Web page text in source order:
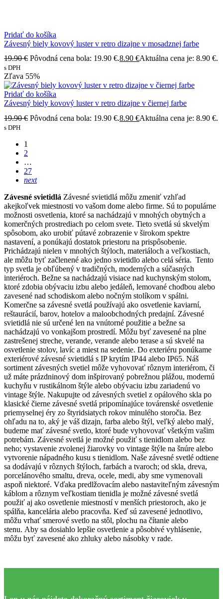
Pridať do košíka
Závesný biely kovový luster v retro dizajne v mosadznej farbe
19.90€ Pôvodná cena bola: 19.90 €.8.90 €Aktuálna cena je: 8.90 €.
s DPH
Zľava 55%
Pridať do košíka
Závesný biely kovový luster v retro dizajne v čiernej farbe
19.90€ Pôvodná cena bola: 19.90 €.8.90 €Aktuálna cena je: 8.90 €.
s DPH
1
2
…
27
next
Závesné svietidlá Závesné svietidlá môžu zmeniť vzhľad
akejkoľvek miestnosti vo vašom dome alebo firme. Sú to populárne
možnosti osvetlenia, ktoré sa nachádzajú v mnohých obytných a
komerčných prostrediach po celom svete. Tieto svetlá sú skvelým
spôsobom, ako urobiť pútavé zobrazenie v širokom spektre
nastavení, a ponúkajú dostatok priestoru na prispôsobenie.
Prichádzajú nielen v mnohých štýloch, materiáloch a veľkostiach,
ale môžu byť začlenené ako jedno svietidlo alebo celá séria. Tento
typ svetla je obľúbený v tradičných, moderných a súčasných
interiéroch. Bežne sa nachádzajú visiace nad kuchynským stolom,
ktoré zdobia obývaciu izbu alebo jedáleň, lemované chodbou alebo
zavesené nad schodiskom alebo nočným stolíkom v spálni.
Komerčne sa závesné svetlá používajú ako osvetlenie kaviarní,
reštaurácií, barov, hotelov a maloobchodných predajní. Závesné
svietidlá nie sú určené len na vnútorné použitie a bežne sa
nachádzajú vo vonkajšom prostredí. Môžu byť zavesené na plne
zastrešenej streche, verande, verande alebo terase a sú skvelé na
osvetlenie stolov, lavíc a miest na sedenie. Do exteriéru ponúkame
exteriérové závesné svietidlá s IP krytím IP44 alebo IP65. Náš
sortiment závesných svetiel môže vyhovovať rôznym interiérom, či
už máte prázdninový dom inšpirovaný pobrežnou plážou, modernú
kuchyňu v rustikálnom štýle alebo obývaciu izbu zariadenú vo
vintage štýle. Nakupujte od závesných svetiel z opálového skla po
klasické čierne závesné svetlá pripomínajúce továrenské osvetlenie
priemyselnej éry zo štyridsiatych rokov minulého storočia. Bez
ohľadu na to, aký je váš dizajn, farba alebo štýl, veľký alebo malý,
budeme mať závesné svetlo, ktoré bude vyhovovať všetkým vašim
potrebám. Závesné svetlá je možné použiť s tienidlom alebo bez
neho; vystavenie zvolenej žiarovky vo vintage štýle na šnúre alebo
vytvorenie nápadného kusu s tienidlom. Naše závesné svetlé odtiene
sa dodávajú v rôznych štýloch, farbách a tvaroch; od skla, dreva,
porcelánového smaltu, dreva, ocele, medi, aby sme vymenovali
aspoň niektoré. Vďaka predlžovacím alebo nastaviteľným závesným
káblom a rôznym veľkostiam tienidla je možné závesné svetlá
použiť aj ako osvetlenie miestností v menších priestoroch, ako je
spálňa, kancelária alebo pracovňa. Keď sú zavesené jednotlivo,
môžu vrhať smerové svetlo na stôl, plochu na čítanie alebo
stenu. Aby sa dosiahlo lepšie osvetlenie a pôsobivé vyhlásenie,
môžu byť zavesené ako zhluky alebo násobky v rade.